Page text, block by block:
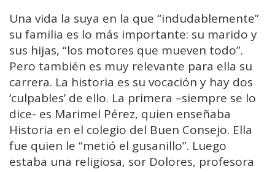
Una vida la suya en la que “indudablemente”
su familia es lo más importante: su marido y
sus hijas, “los motores que mueven todo”.
Pero también es muy relevante para ella su
carrera. La historia es su vocación y hay dos
‘culpables’ de ello. La primera –siempre se lo
dice- es Marimel Pérez, quien enseñaba
Historia en el colegio del Buen Consejo. Ella
fue quien le “metió el gusanillo”. Luego
estaba una religiosa, sor Dolores, profesora